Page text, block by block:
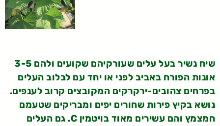
שיח נשיר בעל עלים שעורקיהם שקועים ולהם 3-5
אונות הפורח באביב לפני או יחד עם לבלוב העלים
בפרחים צהובים-ירקרקים המקובצים קרוב לענפים.
נושא בקיץ פירות שחורים יפים ומבריקים שטעמם
חמצמץ והם עשירים מאוד בויטמין C. גם העלים